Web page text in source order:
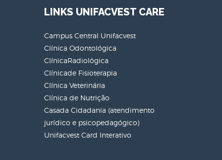
LINKS UNIFACVEST CARE
Campus Central Unifacvest
Clínica Odontológica
ClínicaRadiológica
Clínicade Fisioterapia
Clínica Veterinária
Clínica de Nutrição
Casada Cidadania (atendimento
jurídico e psicopedagógico)
Unifacvest Card Interativo